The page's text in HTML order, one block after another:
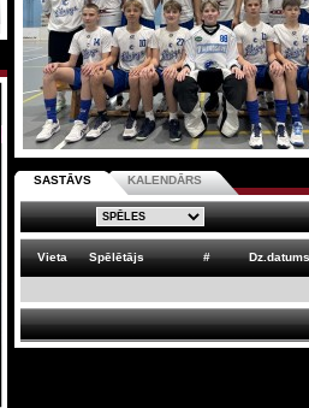
SASTĀVS KALENDĀRS
Vieta Spēlētājs # Dz.datums